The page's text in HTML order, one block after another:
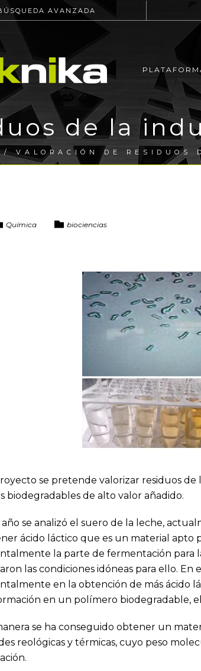
AVANZADA
de la
VALORACIÓN DE RESIDUOS
Química biociencias
se pretende valorizar residuos
biodegradables de alto valor añadido.
se analizó el suero de la leche,
ácido láctico que es un material apto
la parte de fermentación para
las condiciones idóneas para ello. En
en la obtención de más ácido
en un polímero biodegradable,
se ha conseguido obtener un
reológicas y térmicas, cuyo peso